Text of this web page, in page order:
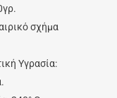
σχήμα
Υγρασία: